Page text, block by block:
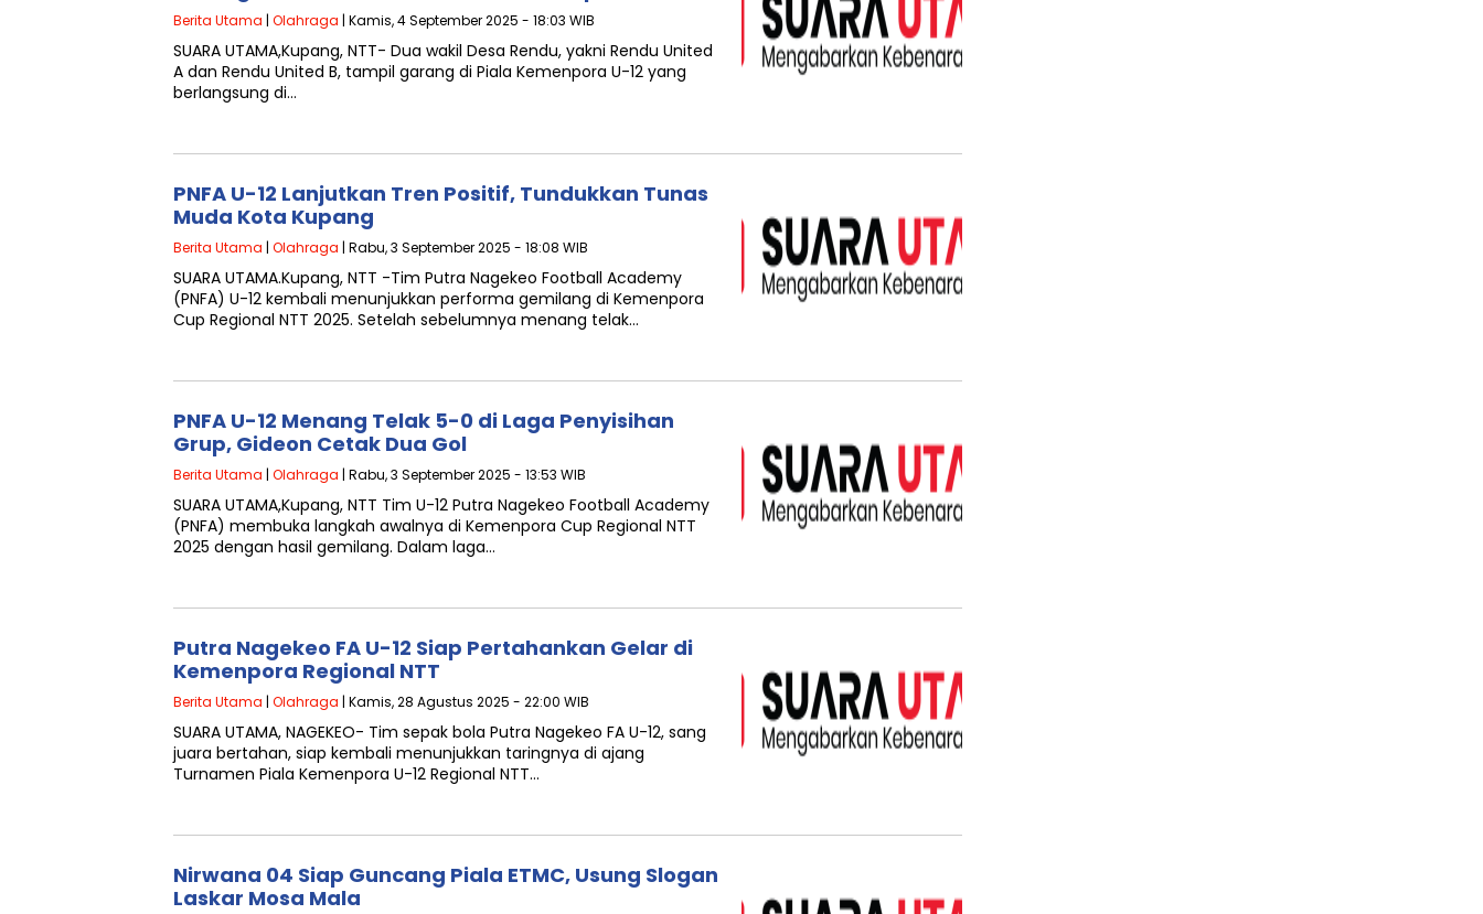
Berita Utama | Olahraga | Kamis, 4 September 2025 - 18:03 WIB
SUARA UTAMA,Kupang, NTT- Dua wakil Desa Rendu, yakni Rendu United
A dan Rendu United B, tampil garang di Piala Kemenpora U-12 yang
berlangsung di…
PNFA U-12 Lanjutkan Tren Positif, Tundukkan Tunas
Muda Kota Kupang
Berita Utama | Olahraga | Rabu, 3 September 2025 - 18:08 WIB
SUARA UTAMA.Kupang, NTT -Tim Putra Nagekeo Football Academy
(PNFA) U-12 kembali menunjukkan performa gemilang di Kemenpora
Cup Regional NTT 2025. Setelah sebelumnya menang telak…
PNFA U-12 Menang Telak 5-0 di Laga Penyisihan
Grup, Gideon Cetak Dua Gol
Berita Utama | Olahraga | Rabu, 3 September 2025 - 13:53 WIB
SUARA UTAMA,Kupang, NTT Tim U-12 Putra Nagekeo Football Academy
(PNFA) membuka langkah awalnya di Kemenpora Cup Regional NTT
2025 dengan hasil gemilang. Dalam laga…
Putra Nagekeo FA U-12 Siap Pertahankan Gelar di
Kemenpora Regional NTT
Berita Utama | Olahraga | Kamis, 28 Agustus 2025 - 22:00 WIB
SUARA UTAMA, NAGEKEO- Tim sepak bola Putra Nagekeo FA U-12, sang
juara bertahan, siap kembali menunjukkan taringnya di ajang
Turnamen Piala Kemenpora U-12 Regional NTT…
Nirwana 04 Siap Guncang Piala ETMC, Usung Slogan
Laskar Mosa Mala